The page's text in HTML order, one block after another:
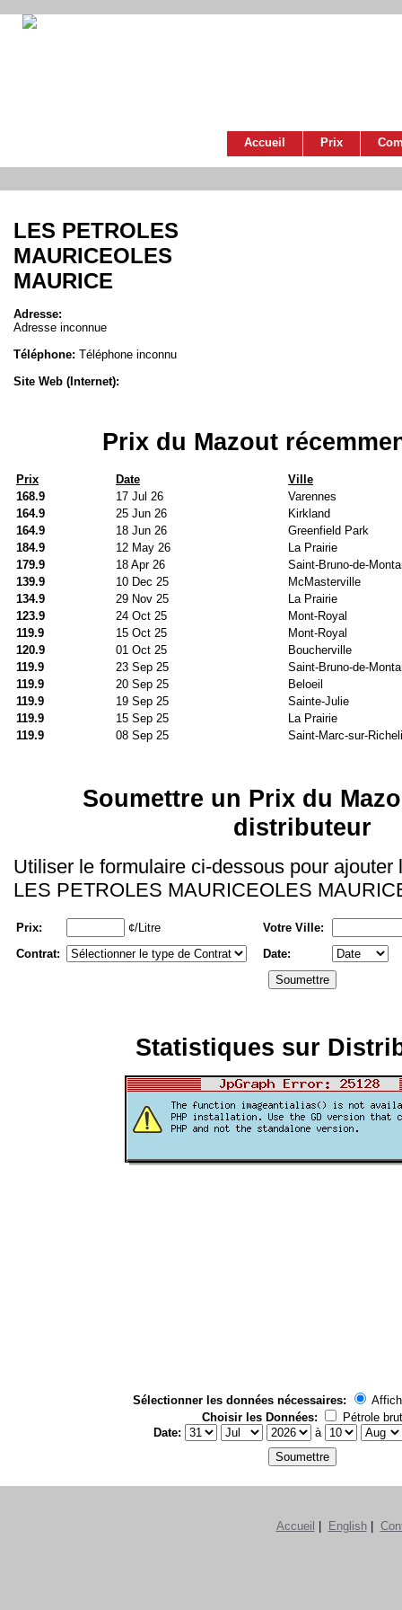
Accueil Prix
LES PETROLES
MAURICEOLES
MAURICE
Adresse:
Adresse inconnue
Téléphone: Téléphone inconnu
Site Web (Internet):
Prix du Mazout
Prix Date
Ville
168.9
17 Jul 26
Varennes
164.9
25 Jun 26
Kirkland
164.9
18 Jun 26
Greenfield Park
184.9
12 May 26
La Prairie
179.9
18 Apr 26
Saint-Bruno-de-
139.9
10 Dec 25
McMasterville
134.9
29 Nov 25
La Prairie
123.9
24 Oct 25
Mont-Royal
119.9
15 Oct 25
Mont-Royal
120.9
01 Oct 25
Boucherville
119.9
23 Sep 25
Saint-Bruno-de-
119.9
20 Sep 25
Beloeil
119.9
19 Sep 25
Sainte-Julie
119.9
15 Sep 25
La Prairie
119.9
08 Sep 25 Saint-Marc-sur-
Soumettre un Prix du
distributeur
Utiliser le formulaire ci-dessous pour ajouter
LES PETROLES MAURICEOLES
Prix: ¢/Litre
Votre Ville:
Contrat:
Date:
Statistiques sur
Sélectionner les données nécessaires:
Choisir les Données:
Pétrole brut
Date:
à
Accueil | English|